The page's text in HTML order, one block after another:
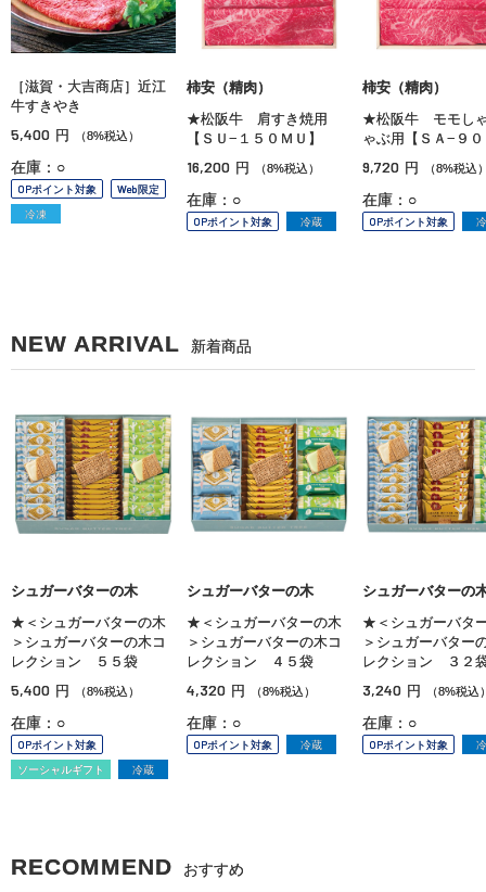
［滋賀・大吉商店］近江
牛すきやき
5,400 円 （8%税込）
在庫：○
OPポイント対象
Web限定
冷凍
柿安（精肉）
★松阪牛 肩すき焼用
【ＳＵ−１５０ＭＵ】
16,200 円 （8%税込）
在庫：○
OPポイント対象 冷蔵
柿安（精肉）
★松阪牛 モモし
ゃぶ用【ＳＡ−９
9,720 円 （8%税込
在庫：○
OPポイント対象
NEW ARRIVAL 新着商品
シュガーバターの木
★＜シュガーバターの木
＞シュガーバターの木コ
レクション ５５袋
5,400 円 （8%税込）
在庫：○
OPポイント対象
ソーシャルギフト
冷蔵
シュガーバターの木
★＜シュガーバターの木
＞シュガーバターの木コ
レクション ４５袋
4,320 円 （8%税込）
在庫：○
OPポイント対象 冷蔵
シュガーバターの
★＜シュガーバタ
＞シュガーバター
レクション ３２
3,240 円 （8%税込
在庫：○
OPポイント対象
RECOMMEND おすすめ